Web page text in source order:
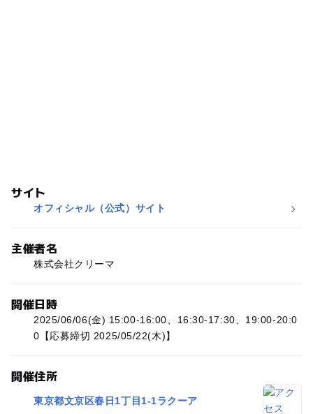
サイト
オフィシャル（公式）サイト
主催者名
株式会社クリーマ
開催日時
2025/06/06(金) 15:00-16:00、16:30-17:30、19:00-20:0
0【応募締切 2025/05/22(木)】
開催住所
東京都文京区春日1丁目1-1ラクーア